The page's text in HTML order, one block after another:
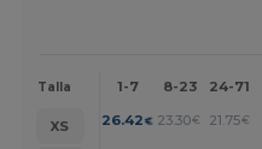
Talla 1-7 8-23 24-71
XS 26.42 € 23.30€ 21.75€